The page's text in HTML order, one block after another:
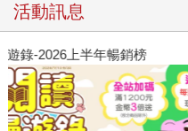
活動訊息
閱讀漫遊錄-2026上半年暢銷榜